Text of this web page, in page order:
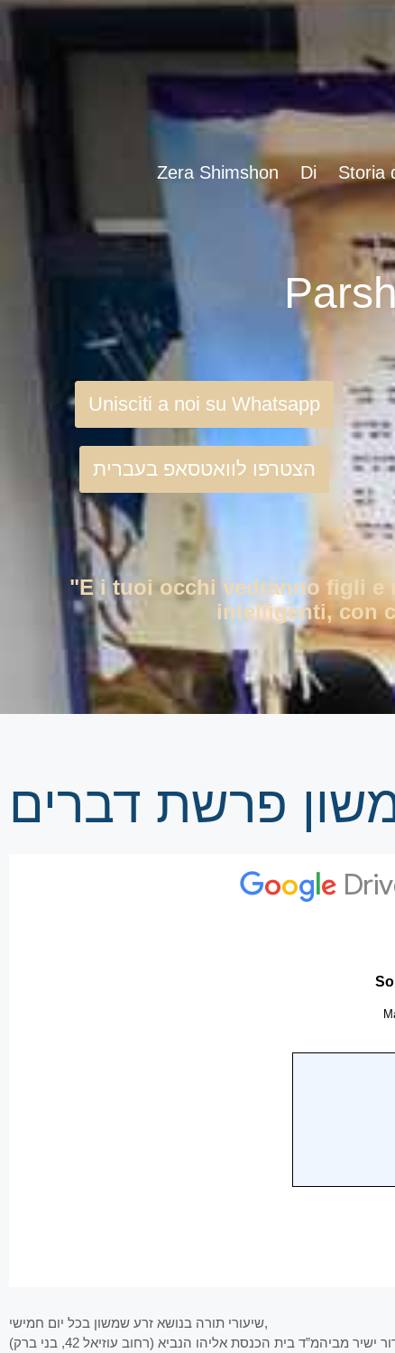
Zera Shimshon
Di Storia
Unisciti a noi su Whatsapp
הצטרפו לוואטסאפ בעברית
"E i tuoi occhi vedranno figli e
intelligenti, con
פרשת דברים
שיעורי תורה בנושא זרע שמשון בכל יום חמישי,